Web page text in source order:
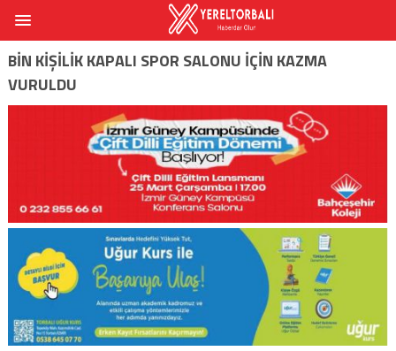
BIN KIŞILIK KAPALI SPOR SALONU IÇIN KAZMA
VURULDU